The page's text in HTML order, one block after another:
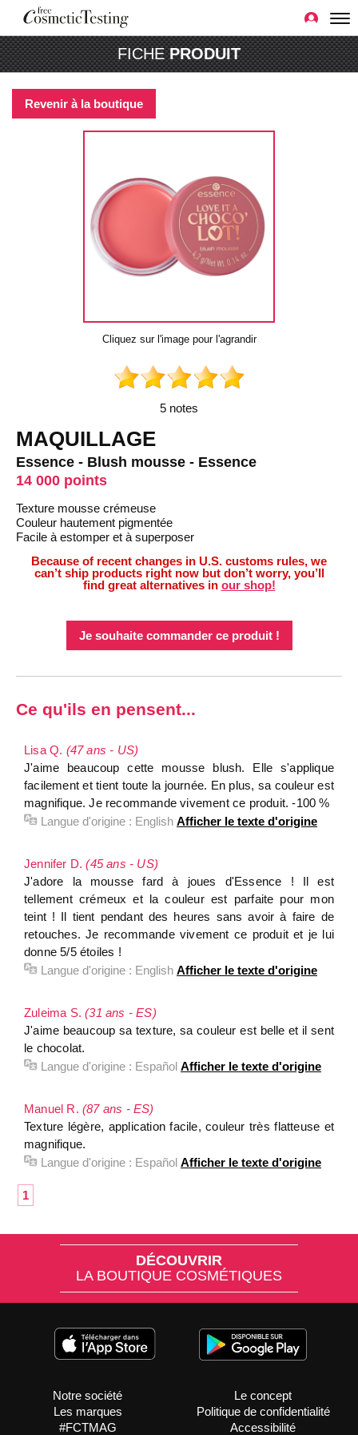
FICHEPRODUIT
Revenir à la boutique
Cliquez sur l'image pour l'agrandir
5 notes
MAQUILLAGE
Essence - Blush mousse - Essence
14 000 points
Texture mousse crémeuse
Couleur hautement pigmentée
Facile à estomper et à superposer
Because of recent changes in U.S. customs rules, we
can’t ship products right now but don’t worry, you’ll
find great alternatives in our shop!
Je souhaite commander ce produit !
Ce qu'ils en pensent...
Lisa Q. (47 ans - US)
J'aime beaucoup cette mousse blush. Elle s'applique
facilement et tient toute la journée. En plus, sa couleur est
magnifique. Je recommande vivement ce produit. -100 %
Langue d'origine : English Afficher le texte d'origine
Jennifer D.(45 ans - US)
J'adore la mousse fard à joues d'Essence ! Il est
tellement crémeux et la couleur est parfaite pour mon
teint ! Il tient pendant des heures sans avoir à faire de
retouches. Je recommande vivement ce produit et je lui
donne 5/5 étoiles !
Langue d'origine : English Afficher le texte d'origine
Zuleima S.(31 ans - ES)
J'aime beaucoup sa texture, sa couleur est belle et il sent
le chocolat.
Langue d'origine : Español Afficher le texte d'origine
Manuel R. (87 ans - ES)
Texture légère, application facile, couleur très flatteuse et
magnifique.
Langue d'origine : Español Afficher le texte d'origine
1
DÉCOUVRIR
LA BOUTIQUE COSMÉTIQUES
Notre société
Les marques
#FCTMAG
Le concept
Politique de confidentialité
Accessibilité